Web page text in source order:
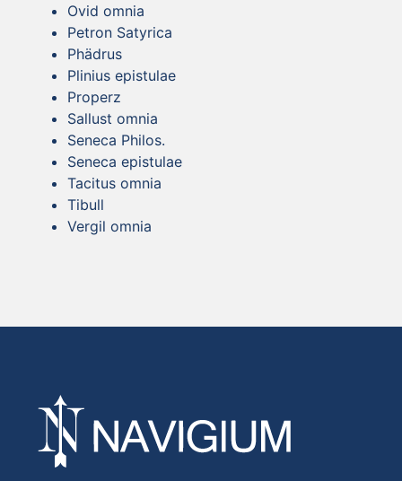
Ovid omnia
Petron Satyrica
Phädrus
Plinius epistulae
Properz
Sallust omnia
Seneca Philos.
Seneca epistulae
Tacitus omnia
Tibull
Vergil omnia